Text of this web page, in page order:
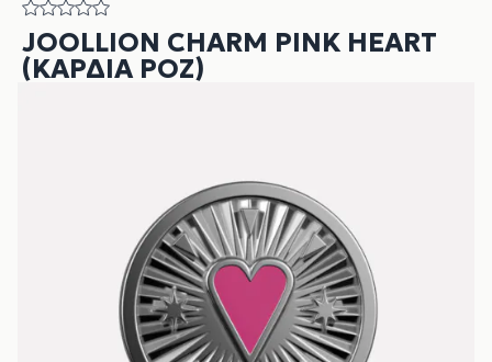
JOOLLION CHARM PINK HEART
(ΚΑΡΔΙΆ ΡΟΖ)